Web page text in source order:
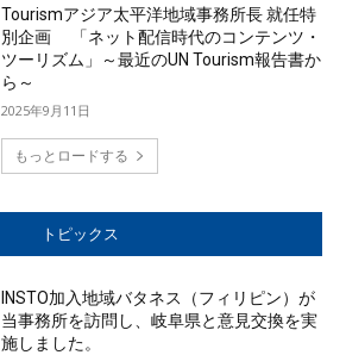
Tourismアジア太平洋地域事務所長 就任特
別企画 「ネット配信時代のコンテンツ・
ツーリズム」～最近のUN Tourism報告書か
ら～
2025年9月11日
もっとロードする
トピックス
INSTO加入地域バタネス（フィリピン）が
当事務所を訪問し、岐阜県と意見交換を実
施しました。